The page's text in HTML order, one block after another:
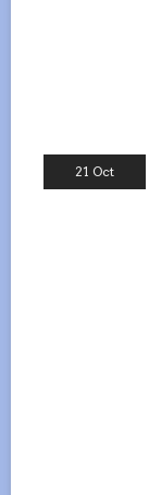
21 Oct